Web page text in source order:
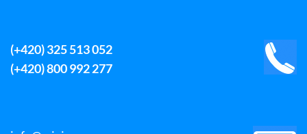
(+420) 325 513 052
(+420) 800 992 277